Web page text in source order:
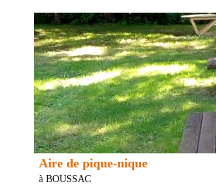
Aire de pique-nique
à BOUSSAC